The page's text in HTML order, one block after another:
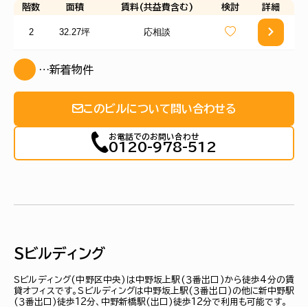
階数 面積 賃料(共益費含む) 検討 詳細
2 32.27坪 応相談
…新着物件
このビルについて問い合わせる
お電話でのお問い合わせ
0120-978-512
Ｓビルディング
Ｓビルディング(中野区中央)は中野坂上駅(３番出口)から徒歩4分の賃
貸オフィスです。Ｓビルディングは中野坂上駅(３番出口)の他に新中野駅
(３番出口)徒歩12分、中野新橋駅(出口)徒歩12分で利用も可能です。